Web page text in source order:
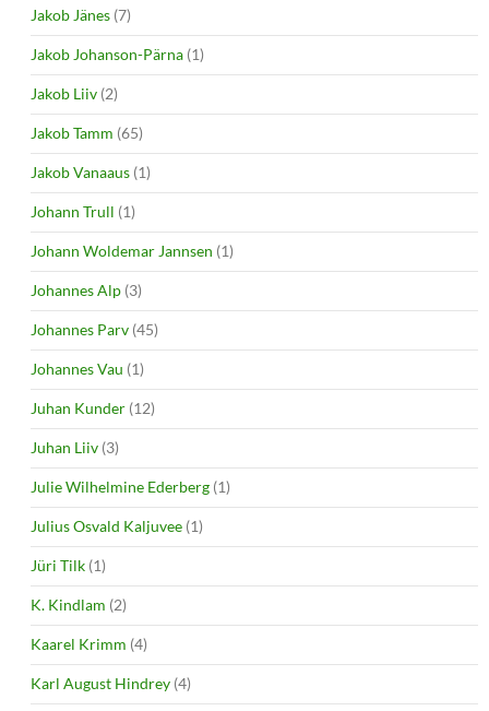
Jakob Jänes (7)
Jakob Johanson-Pärna (1)
Jakob Liiv (2)
Jakob Tamm (65)
Jakob Vanaaus (1)
Johann Trull (1)
Johann Woldemar Jannsen (1)
Johannes Alp (3)
Johannes Parv (45)
Johannes Vau (1)
Juhan Kunder (12)
Juhan Liiv (3)
Julie Wilhelmine Ederberg (1)
Julius Osvald Kaljuvee (1)
Jüri Tilk (1)
K. Kindlam (2)
Kaarel Krimm (4)
Karl August Hindrey (4)